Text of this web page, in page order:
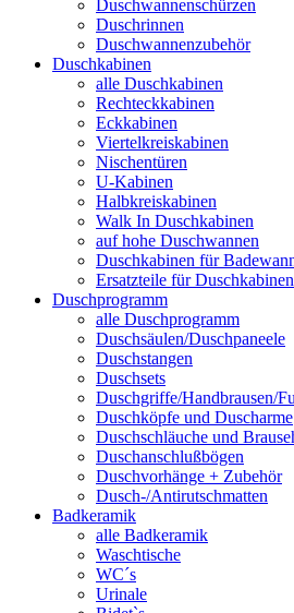
Duschwannenschürzen
Duschrinnen
Duschwannenzubehör
Duschkabinen
alle Duschkabinen
Rechteckkabinen
Eckkabinen
Viertelkreiskabinen
Nischentüren
U-Kabinen
Halbkreiskabinen
Walk In Duschkabinen
auf hohe Duschwannen
Duschkabinen für
Ersatzteile für Duschkabinen
Duschprogramm
alle Duschprogramm
Duschsäulen/Duschpaneele
Duschstangen
Duschsets
Duschgriffe/Handbrausen/
Duschköpfe und Duscharme
Duschschläuche und
Duschanschlußbögen
Duschvorhänge + Zubehör
Dusch-/Antirutschmatten
Badkeramik
alle Badkeramik
Waschtische
WC´s
Urinale